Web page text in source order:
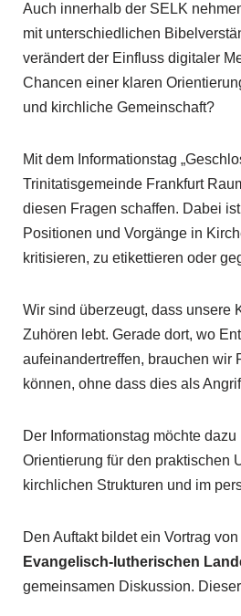
Auch innerhalb der SELK
mit unterschiedlichen
verändert der Einfluss digitaler
Chancen einer klaren
und kirchliche Gemeinschaft?
Mit dem Informationstag
Trinitatisgemeinde Frankfurt
diesen Fragen schaffen. Dabei
Positionen und Vorgänge in
kritisieren, zu etikettieren oder
Wir sind überzeugt, dass unsere
Zuhören lebt. Gerade dort, wo
aufeinandertreffen, brauchen wir
können, ohne dass dies als
Der Informationstag möchte
Orientierung für den praktischen
kirchlichen Strukturen und im
Den Auftakt bildet ein Vortrag von
Evangelisch-lutherischen
gemeinsamen Diskussion.